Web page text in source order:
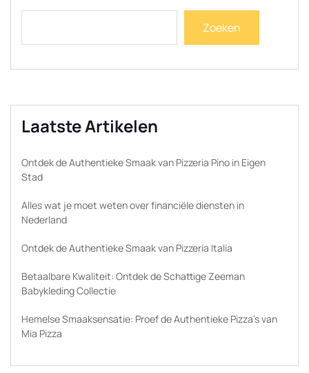
Zoeken
Laatste Artikelen
Ontdek de Authentieke Smaak van Pizzeria Pino in Eigen
Stad
Alles wat je moet weten over financiële diensten in
Nederland
Ontdek de Authentieke Smaak van Pizzeria Italia
Betaalbare Kwaliteit: Ontdek de Schattige Zeeman
Babykleding Collectie
Hemelse Smaaksensatie: Proef de Authentieke Pizza’s van
Mia Pizza